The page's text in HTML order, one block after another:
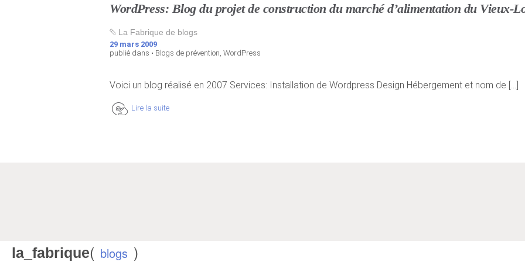
WordPress: Blog du projet de construction du marché d’alimentation du Vieux-
La Fabrique de blogs
29 mars 2009
publié dans • Blogs de prévention, WordPress
Voici un blog réalisé en 2007 Services: Installation de Wordpress Design Hébergement et nom de [...]
Lire la suite
la_fabrique( blogs )